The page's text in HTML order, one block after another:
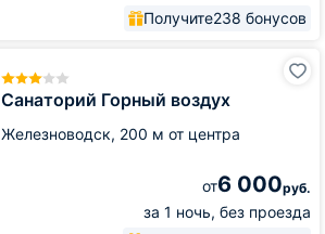
Получите238 бонусов
Санаторий Горный воздух
Железноводск, 200 м от центра
от6 000руб.
за 1 ночь, без проезда